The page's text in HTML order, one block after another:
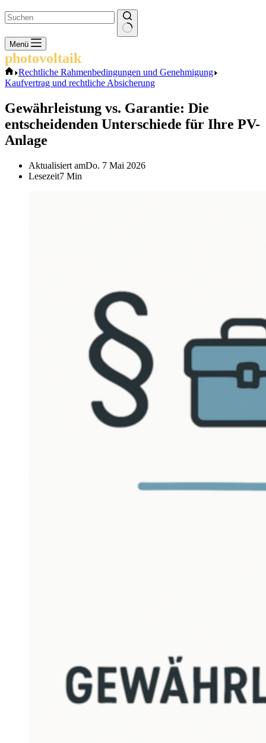
Keine
Ergebnisse
Menü
photovoltaik
Start
Rechtliche Rahmenbedingungen und Genehmigung
Kaufvertrag und rechtliche Absicherung
Gewährleistung vs. Garantie: Die
entscheidenden Unterschiede für Ihre PV-
Anlage
Aktualisiert amDo. 7 Mai 2026
Lesezeit7 Min